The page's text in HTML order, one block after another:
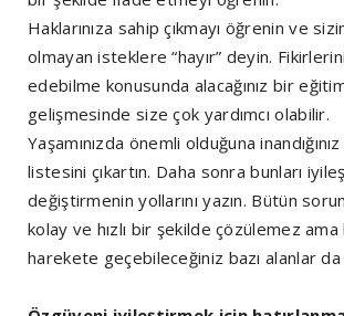
Haklarınıza sahip çıkmayı öğrenin ve
olmayan isteklere “hayır” deyin.
edebilme konusunda alacağınız bir
gelişmesinde size çok yardımcı olabilir.
Yaşamınızda önemli olduğuna
listesini çıkartın. Daha sonra bunları
değiştirmenin yollarını yazın. Bütün
kolay ve hızlı bir şekilde çözülemez
harekete geçebileceğiniz bazı alanlar da